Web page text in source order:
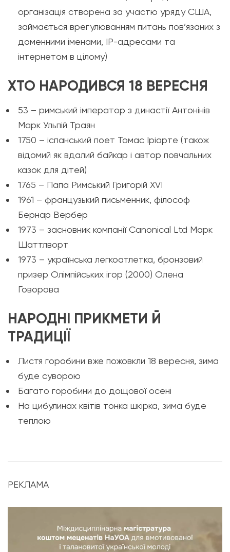
організація створена за участю уряду США,
займається врегулюванням питань пов’язаних з
доменними іменами, IP-адресами та
інтернетом в цілому)
ХТО НАРОДИВСЯ 18 ВЕРЕСНЯ
53 – римський імператор з династії Антонінів
Марк Ульпій Траян
1750 – іспанський поет Томас Іріарте (також
відомий як вдалий байкар і автор повчальних
казок для дітей)
1765 – Папа Римський Григорій XVI
1961 – французький письменник, філософ
Бернар Вербер
1973 – засновник компанії Canonical Ltd Марк
Шаттлворт
1973 – українська легкоатлетка, бронзовий
призер Олімпійських ігор (2000) Олена
Говорова
НАРОДНІ ПРИКМЕТИ Й
ТРАДИЦІЇ
Листя горобини вже пожовкли 18 вересня, зима
буде суворою
Багато горобини до дощової осені
На цибулинах квітів тонка шкірка, зима буде
теплою
РЕКЛАМА